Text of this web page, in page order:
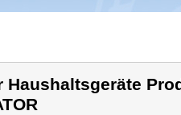
Haushaltsgeräte